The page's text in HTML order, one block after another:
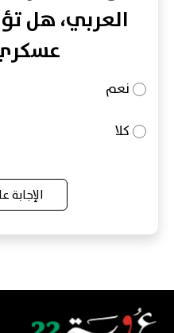
العربي، هل
نعم
كلا